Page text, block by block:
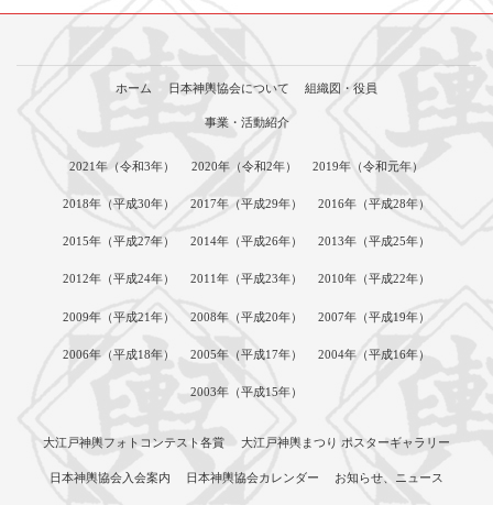
ホーム 日本神輿協会について 組織図・役員
事業・活動紹介
2021年（令和3年） 2020年（令和2年） 2019年（令和元年）
2018年（平成30年） 2017年（平成29年） 2016年（平成28年）
2015年（平成27年） 2014年（平成26年） 2013年（平成25年）
2012年（平成24年） 2011年（平成23年） 2010年（平成22年）
2009年（平成21年） 2008年（平成20年） 2007年（平成19年）
2006年（平成18年） 2005年（平成17年） 2004年（平成16年）
2003年（平成15年）
大江戸神輿フォトコンテスト各賞 大江戸神輿まつり ポスターギャラリー
日本神輿協会入会案内 日本神輿協会カレンダー お知らせ、ニュース